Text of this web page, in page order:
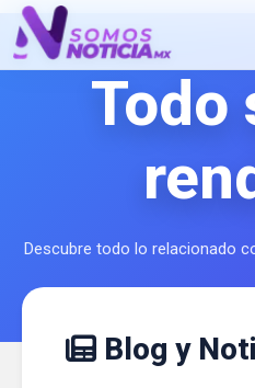
Todo
Descubre todo lo relacionado
Blog y